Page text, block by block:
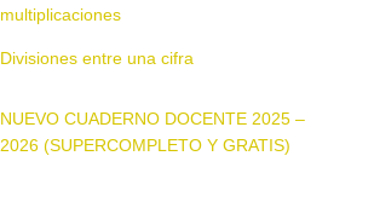
multiplicaciones
Divisiones entre una cifra
NUEVO CUADERNO DOCENTE 2025 –
2026 (SUPERCOMPLETO Y GRATIS)